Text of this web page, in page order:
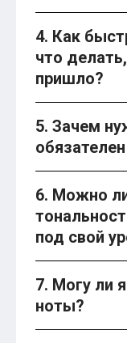
4. Как
что
пришло?
5. Зачем
6. Можно
под свой
7. Могу ли
ноты?